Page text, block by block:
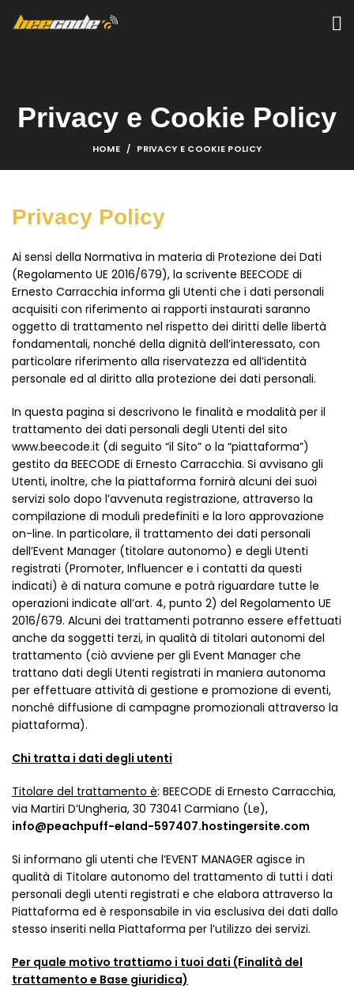
Privacy e Cookie Policy
HOME PRIVACY E COOKIE POLICY
Privacy Policy
Ai sensi della Normativa in materia di Protezione dei Dati
(Regolamento UE 2016/679), la scrivente BEECODE di
Ernesto Carracchia informa gli Utenti che i dati personali
acquisiti con riferimento ai rapporti instaurati saranno
oggetto di trattamento nel rispetto dei diritti delle libertà
fondamentali, nonché della dignità dell’interessato, con
particolare riferimento alla riservatezza ed all’identità
personale ed al diritto alla protezione dei dati personali.
In questa pagina si descrivono le finalità e modalità per il
trattamento dei dati personali degli Utenti del sito
www.beecode.it (di seguito “il Sito” o la “piattaforma”)
gestito da BEECODE di Ernesto Carracchia. Si avvisano gli
Utenti, inoltre, che la piattaforma fornirà alcuni dei suoi
servizi solo dopo l’avvenuta registrazione, attraverso la
compilazione di moduli predefiniti e la loro approvazione
on-line. In particolare, il trattamento dei dati personali
dell’Event Manager (titolare autonomo) e degli Utenti
registrati (Promoter, Influencer e i contatti da questi
indicati) è di natura comune e potrà riguardare tutte le
operazioni indicate all’art. 4, punto 2) del Regolamento UE
2016/679. Alcuni dei trattamenti potranno essere effettuati
anche da soggetti terzi, in qualità di titolari autonomi del
trattamento (ciò avviene per gli Event Manager che
trattano dati degli Utenti registrati in maniera autonoma
per effettuare attività di gestione e promozione di eventi,
nonché diffusione di campagne promozionali attraverso la
piattaforma).
Chi tratta i dati degli utenti
Titolare del trattamento è: BEECODE di Ernesto Carracchia,
via Martiri D’Ungheria, 30 73041 Carmiano (Le),
info@peachpuff-eland-597407.hostingersite.com
Si informano gli utenti che l’EVENT MANAGER agisce in
qualità di Titolare autonomo del trattamento di tutti i dati
personali degli utenti registrati e che elabora attraverso la
Piattaforma ed è responsabile in via esclusiva dei dati dallo
stesso inseriti nella Piattaforma per l’utilizzo dei servizi.
Per quale motivo trattiamo i tuoi dati (Finalità del
trattamento e Base giuridica)